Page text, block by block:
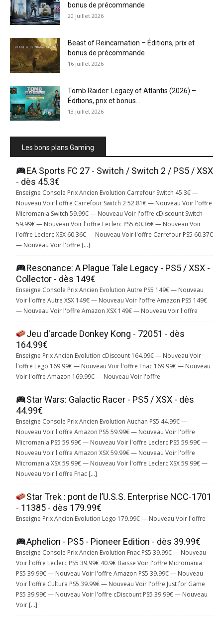
bonus de précommande
20 juillet 2026
Beast of Reincarnation – Éditions, prix et
bonus de précommande
16 juillet 2026
Tomb Raider: Legacy of Atlantis (2026) –
Éditions, prix et bonus...
13 juillet 2026
Les bons plans Gaming
EA Sports FC 27 - Switch / Switch 2 / PS5 / XSX
- dès 45.3€
Enseigne Console Prix Ancien Evolution Carrefour Switch 45.3€ —
Nouveau Voir l'offre Carrefour Switch 2 52.81€ — Nouveau Voir l'offre
Micromania Switch 59.99€ — Nouveau Voir l'offre cDiscount Switch
59.99€ — Nouveau Voir l'offre Leclerc PS5 60.36€ — Nouveau Voir
l'offre Leclerc XSX 60.36€ — Nouveau Voir l'offre Carrefour PS5 60.37€
— Nouveau Voir l'offre […]
Resonance: A Plague Tale Legacy - PS5 / XSX -
Collector - dès 149€
Enseigne Console Prix Ancien Evolution Autre PS5 149€ — Nouveau
Voir l'offre Autre XSX 149€ — Nouveau Voir l'offre Amazon PS5 149€
— Nouveau Voir l'offre Amazon XSX 149€ — Nouveau Voir l'offre
Jeu d'arcade Donkey Kong - 72051 - dès
164.99€
Enseigne Prix Ancien Evolution cDiscount 164.99€ — Nouveau Voir
l'offre Lego 169.99€ — Nouveau Voir l'offre Fnac 169.99€ — Nouveau
Voir l'offre Amazon 169.99€ — Nouveau Voir l'offre
Star Wars: Galactic Racer - PS5 / XSX - dès
44.99€
Enseigne Console Prix Ancien Evolution Auchan PS5 44.99€ —
Nouveau Voir l'offre Amazon PS5 59.99€ — Nouveau Voir l'offre
Micromania PS5 59.99€ — Nouveau Voir l'offre Leclerc PS5 59.99€ —
Nouveau Voir l'offre Amazon XSX 59.99€ — Nouveau Voir l'offre
Micromania XSX 59.99€ — Nouveau Voir l'offre Leclerc XSX 59.99€ —
Nouveau Voir l'offre Fnac […]
Star Trek : pont de l’U.S.S. Enterprise NCC-1701
- 11385 - dès 179.99€
Enseigne Prix Ancien Evolution Lego 179.99€ — Nouveau Voir l'offre
Aphelion - PS5 - Pioneer Edition - dès 39.99€
Enseigne Console Prix Ancien Evolution Fnac PS5 39.99€ — Nouveau
Voir l'offre Leclerc PS5 39.99€ 40.9€ Baisse Voir l'offre Micromania
PS5 39.99€ — Nouveau Voir l'offre Amazon PS5 39.99€ — Nouveau
Voir l'offre Cultura PS5 39.99€ — Nouveau Voir l'offre Just for Game
PS5 39.99€ — Nouveau Voir l'offre cDiscount PS5 39.99€ — Nouveau
Voir […]